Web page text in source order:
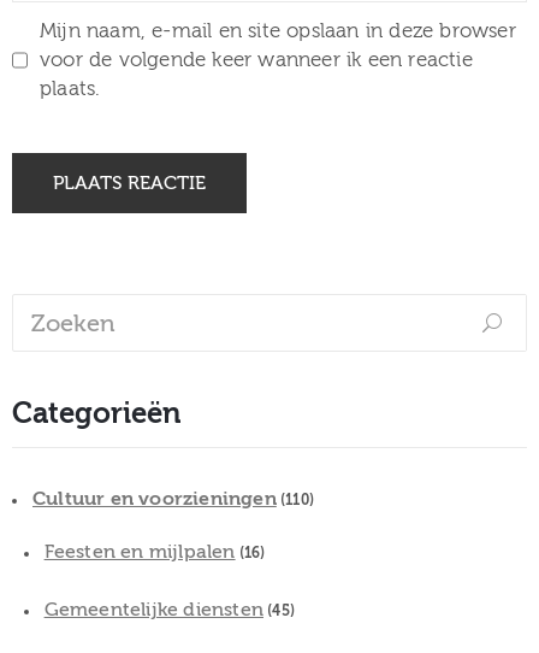
Mijn naam, e-mail en site opslaan in deze browser
voor de volgende keer wanneer ik een reactie
plaats.
Categorieën
Cultuur en voorzieningen(110)
Feesten en mijlpalen (16)
Gemeentelijke diensten (45)